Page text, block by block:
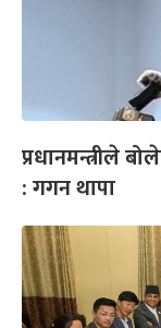
प्रधानमन्त्रीले
: गगन थापा